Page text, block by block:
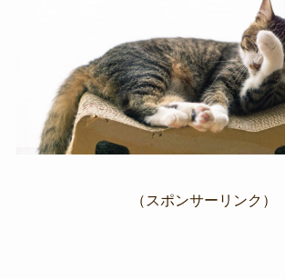
（スポンサーリンク）